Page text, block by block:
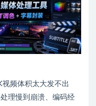
频体积太大发不出
理慢到崩溃、编码经